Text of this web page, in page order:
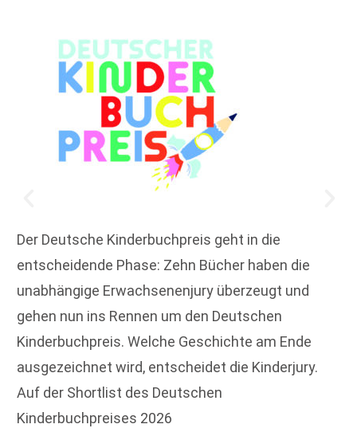
Der Deutsche Kinderbuchpreis geht in die
entscheidende Phase: Zehn Bücher haben die
unabhängige Erwachsenenjury überzeugt und
gehen nun ins Rennen um den Deutschen
Kinderbuchpreis. Welche Geschichte am Ende
ausgezeichnet wird, entscheidet die Kinderjury.
Auf der Shortlist des Deutschen
Kinderbuchpreises 2026